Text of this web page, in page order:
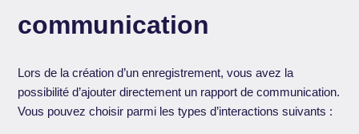
communication
Lors de la création d’un enregistrement, vous avez la
possibilité d’ajouter directement un rapport de communication.
Vous pouvez choisir parmi les types d’interactions suivants :